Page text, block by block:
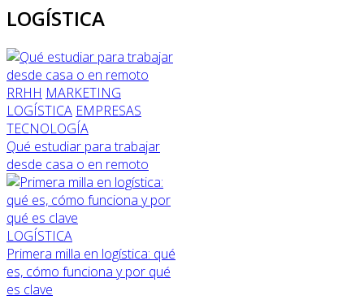
LOGÍSTICA
RRHH MARKETING
LOGÍSTICA EMPRESAS
TECNOLOGÍA
Qué estudiar para trabajar
desde casa o en remoto
LOGÍSTICA
Primera milla en logística: qué
es, cómo funciona y por qué
es clave